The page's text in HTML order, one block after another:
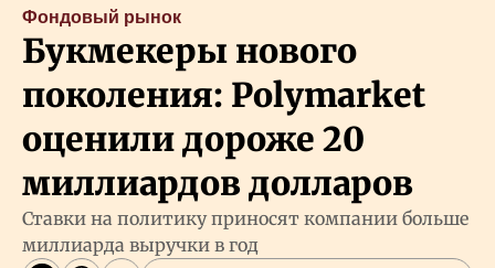
Фондовый рынок
Букмекеры нового
поколения: Polymarket
оценили дороже 20
миллиардов долларов
Ставки на политику приносят компании больше
миллиарда выручки в год